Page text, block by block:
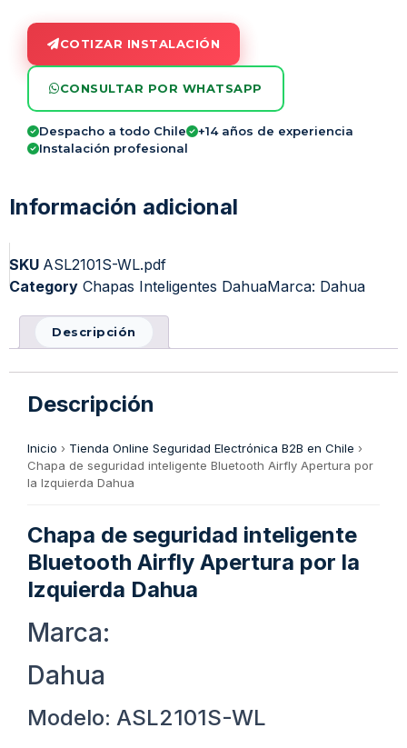
COTIZAR INSTALACIÓN
CONSULTAR POR WHATSAPP
Despacho a todo Chile
+14 años de experiencia
Instalación profesional
Información adicional
SKU ASL2101S-WL.pdf
Category Chapas Inteligentes DahuaMarca: Dahua
Descripción
Descripción
Inicio › Tienda Online Seguridad Electrónica B2B en Chile ›
Chapa de seguridad inteligente Bluetooth Airfly Apertura por
la Izquierda Dahua
Chapa de seguridad inteligente
Bluetooth Airfly Apertura por la
Izquierda Dahua
Marca:
Dahua
Modelo: ASL2101S-WL